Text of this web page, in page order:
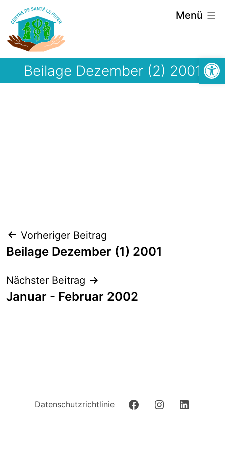
Inhalt
springen
Menü
Beilage Dezember (2) 2001
Beitrags-
Navigation
Vorheriger Beitrag
Beilage Dezember (1) 2001
Nächster Beitrag
Januar - Februar 2002
Datenschutzrichtlinie FacebookInstagram